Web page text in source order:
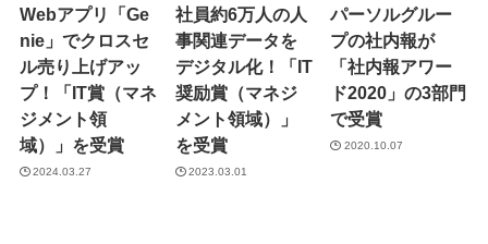
Webアプリ「Ge
nie」でクロスセ
ル売り上げアッ
プ！「IT賞（マネ
ジメント領
域）」を受賞
2024.03.27
社員約6万人の人
事関連データを
デジタル化！「IT
奨励賞（マネジ
メント領域）」
を受賞
2023.03.01
パーソルグルー
プの社内報が
「社内報アワー
ド2020」の3部門
で受賞
2020.10.07